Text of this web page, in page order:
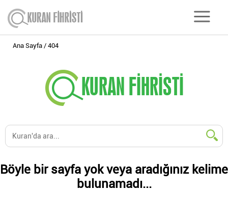
Ana Sayfa 404
Böyle bir sayfa yok veya aradığınız kelime
bulunamadı...